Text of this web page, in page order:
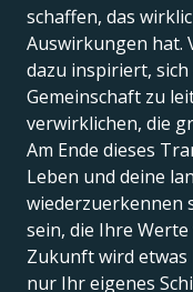
schaffen, das
Auswirkungen hat.
dazu inspiriert, sich
Gemeinschaft zu
verwirklichen, die
Am Ende dieses
Leben und deine
wiederzuerkennen
sein, die Ihre
Zukunft wird etwas
nur Ihr eigenes